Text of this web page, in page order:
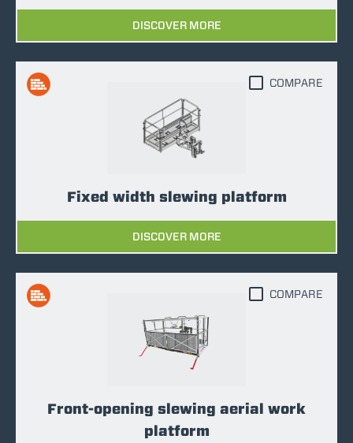
DISCOVER MORE
Fixed width slewing platform
DISCOVER MORE
COMPARE
Front-opening slewing aerial work
platform
COMPARE